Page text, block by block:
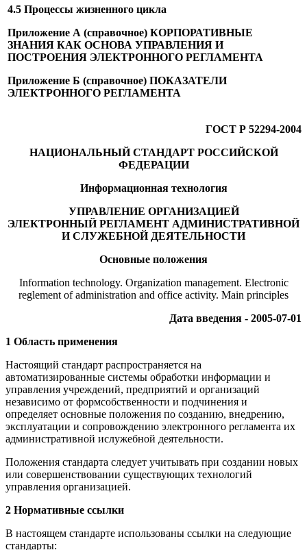
4.5 Процессы жизненного цикла
Приложение А (справочное) КОРПОРАТИВНЫЕ
ЗНАНИЯ КАК ОСНОВА УПРАВЛЕНИЯ И
ПОСТРОЕНИЯ ЭЛЕКТРОННОГО РЕГЛАМЕНТА
Приложение Б (справочное) ПОКАЗАТЕЛИ
ЭЛЕКТРОННОГО РЕГЛАМЕНТА
ГОСТ Р 52294-2004
НАЦИОНАЛЬНЫЙ СТАНДАРТ РОССИЙСКОЙ
ФЕДЕРАЦИИ
Информационная технология
УПРАВЛЕНИЕ ОРГАНИЗАЦИЕЙ
ЭЛЕКТРОННЫЙ РЕГЛАМЕНТ АДМИНИСТРАТИВНОЙ
И СЛУЖЕБНОЙ ДЕЯТЕЛЬНОСТИ
Основные положения
Information technology. Organization management. Electronic
reglement of administration and office activity. Main principles
Дата введения - 2005-07-01
1 Область применения
Настоящий стандарт распространяется на
автоматизированные системы обработки информации и
управления учреждений, предприятий и организаций
независимо от формсобственности и подчинения и
определяет основные положения по созданию, внедрению,
эксплуатации и сопровождению электронного регламента их
административной ислужебной деятельности.
Положения стандарта следует учитывать при создании новых
или совершенствовании существующих технологий
управления организацией.
2 Нормативные ссылки
В настоящем стандарте использованы ссылки на следующие
стандарты: